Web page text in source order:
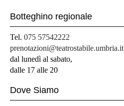
Botteghino regionale
Tel. 075 57542222
prenotazioni@teatrostabile.umbria.it
dal lunedì al sabato,
dalle 17 alle 20
Dove Siamo